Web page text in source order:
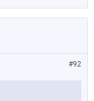
#92